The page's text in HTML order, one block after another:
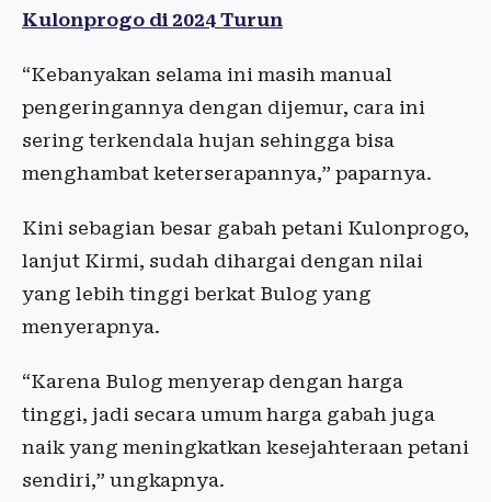
Kulonprogo di 2024 Turun
“Kebanyakan selama ini masih manual
pengeringannya dengan dijemur, cara ini
sering terkendala hujan sehingga bisa
menghambat keterserapannya,” paparnya.
Kini sebagian besar gabah petani Kulonprogo,
lanjut Kirmi, sudah dihargai dengan nilai
yang lebih tinggi berkat Bulog yang
menyerapnya.
“Karena Bulog menyerap dengan harga
tinggi, jadi secara umum harga gabah juga
naik yang meningkatkan kesejahteraan petani
sendiri,” ungkapnya.